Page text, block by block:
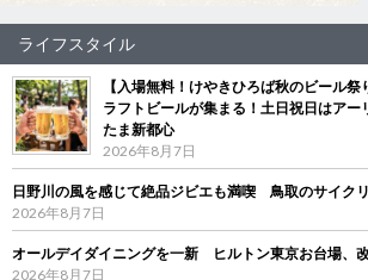
ライフスタイル
【入場無料！けやきひろば秋のビール
ラフトビールが集まる！土日祝日はアー
たま新都心
2026年8月7日
日野川の風を感じて絶品ジビエも満喫 鳥取のサイク
2026年8月7日
オールデイダイニングを一新 ヒルトン東京お台場、
2026年8月7日